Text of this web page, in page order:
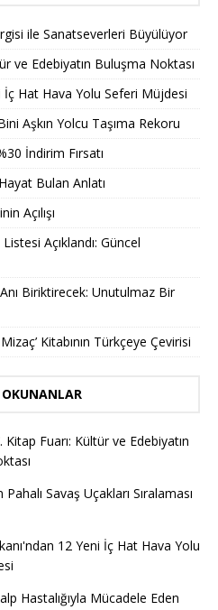
ile Sanatseverleri Büyülüyor
ve Edebiyatın Buluşma Noktası
İç Hat Hava Yolu Seferi Müjdesi
Aşkın Yolcu Taşıma Rekoru
İndirim Fırsatı
Bulan Anlatı
Açılışı
Açıklandı: Güncel
Biriktirecek: Unutulmaz Bir
Kitabının Türkçeye Çevirisi
Fuarı: Kültür ve Edebiyatın
Pahalı Savaş Uçakları Sıralaması
12 Yeni İç Hat Hava Yolu
Hastalığıyla Mücadele Eden